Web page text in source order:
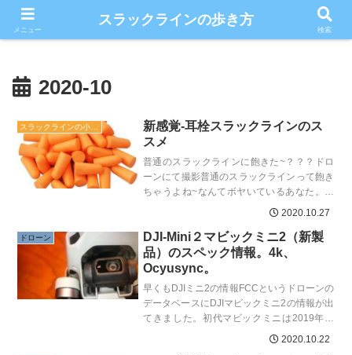
こだわりのスラックライン情報満載ブログ
2020-10
新感覚-耳栓スラックラインのス
スメ
普通のスラックラインに飽きた~？？？ドロ
ーンにて撮影普通のスラックラインって飽き
ちゃうよね~なんてボヤいているあなた。ご
安心ください。スラックラインは張り方や乗
2020.10.27
ドローン
DJI-Mini２マビックミニ2（新製
品）のスペック情報。4k、
Ocyusync。
早くもDJIミニ2の情報FCCというドローンの
データベースにDJIマビックミニ2の情報が出
てきました。初代マビックミニは2019年冬
発売ですが、後継機の情報がその後もネット
2020.10.22
メニュー
スラックラインの歩き方
検索